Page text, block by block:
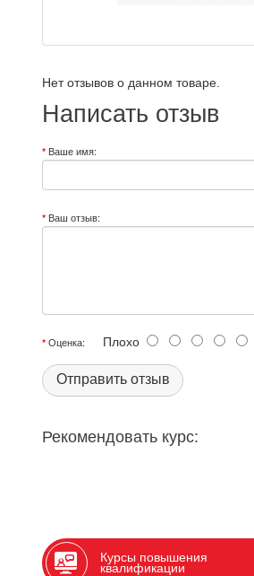
Нет отзывов о данном товаре.
Написать отзыв
Ваше имя:
Ваш отзыв:
Оценка: Плохо
Отправить отзыв
Рекомендовать курс:
Курсы повышения
квалификации